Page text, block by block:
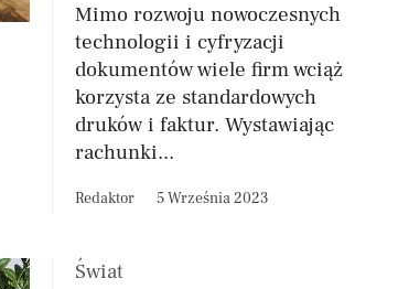
Mimo rozwoju nowoczesnych
technologii i cyfryzacji
dokumentów wiele firm wciąż
korzysta ze standardowych
druków i faktur. Wystawiając
rachunki...
Redaktor 5 Września 2023
Świat